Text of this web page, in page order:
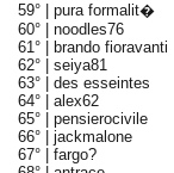
59° | pura formalit�
60° | noodles76
61° |
brando fioravanti
62° | seiya81
63° | des esseintes
64° | alex62
65° | pensierocivile
66° | jackmalone
67° | fargo?